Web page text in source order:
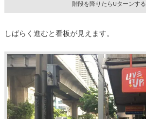
階段を降りたらUターンする
しばらく進むと看板が見えます。